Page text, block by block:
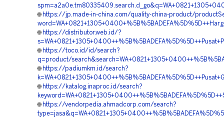
🌐 https://jp.made-in-china.com/quality-china-product/
🌐 https://distributor.web.id/?
🌐 https://toco.id/id/search?
q=product/
🌐 https://padiumkm.id/search?
🌐 https://katalog.inaproc.id/search?
🌐 https://vendorpedia.ahmadcorp.com/search?